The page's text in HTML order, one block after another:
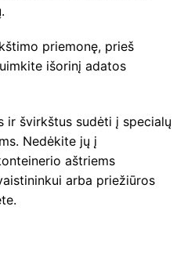
priemonę, prieš
išorinį adatos
ir švirkštus sudėti į specialų
Nedėkite jų į
aštriems
arba priežiūros